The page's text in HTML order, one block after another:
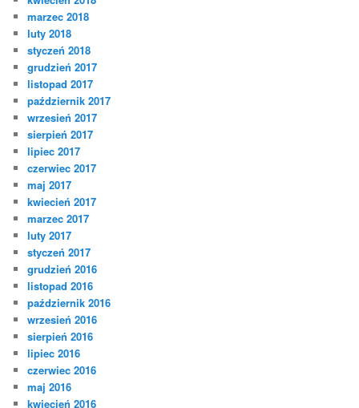
marzec 2018
luty 2018
styczeń 2018
grudzień 2017
listopad 2017
październik 2017
wrzesień 2017
sierpień 2017
lipiec 2017
czerwiec 2017
maj 2017
kwiecień 2017
marzec 2017
luty 2017
styczeń 2017
grudzień 2016
listopad 2016
październik 2016
wrzesień 2016
sierpień 2016
lipiec 2016
czerwiec 2016
maj 2016
kwiecień 2016